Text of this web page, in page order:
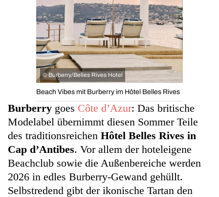
© Burberry/Belles Rives Hotel
Beach Vibes mit Burberry im Hôtel Belles Rives
Burberry goes Côte d’Azur: Das britische
Modelabel übernimmt diesen Sommer Teile
des traditionsreichen Hôtel Belles Rives in
Cap d’Antibes. Vor allem der hoteleigene
Beachclub sowie die Außenbereiche werden
2026 in edles Burberry-Gewand gehüllt.
Selbstredend gibt der ikonische Tartan den